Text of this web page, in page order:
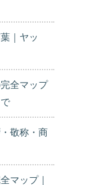
｜ヤッ
全マップ
敬称・商
マップ｜